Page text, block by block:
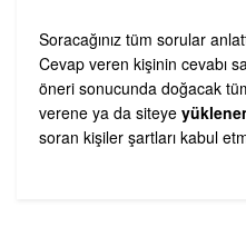
Soracağınız tüm sorular
Cevap veren kişinin cevabı
öneri sonucunda doğacak
verene ya da siteye
soran kişiler şartları kabul